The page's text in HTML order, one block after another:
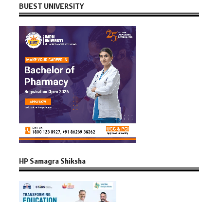
BUEST UNIVERSITY
HP Samagra Shiksha